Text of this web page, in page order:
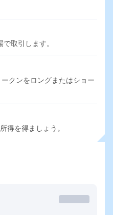
取引します。
クンをロングまたはショー
得を得ましょう。